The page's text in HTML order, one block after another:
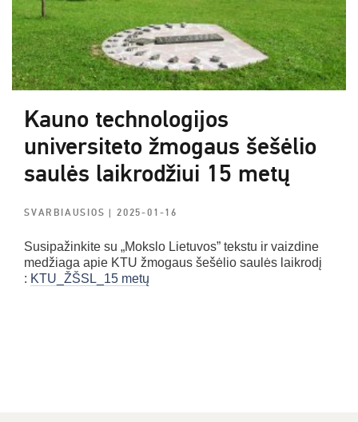
Kauno technologijos
universiteto žmogaus šešėlio
saulės laikrodžiui 15 metų
SVARBIAUSIOS| 2025-01-16
Susipažinkite su „Mokslo Lietuvos” tekstu ir vaizdine
medžiaga apie KTU žmogaus šešėlio saulės laikrodį
: KTU_ŽŠSL_15 metų